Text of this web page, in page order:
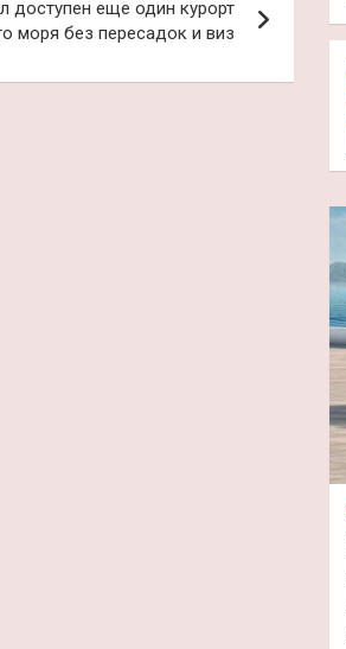
доступен еще один курорт
моря без пересадок и виз